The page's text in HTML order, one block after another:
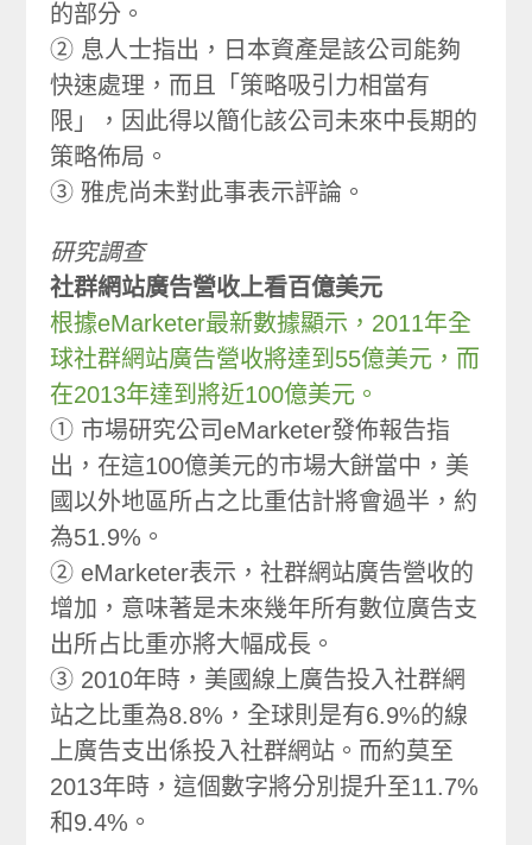
的部分。
② 息人士指出，日本資產是該公司能夠
快速處理，而且「策略吸引力相當有
限」，因此得以簡化該公司未來中長期的
策略佈局。
③ 雅虎尚未對此事表示評論。
研究調查
社群網站廣告營收上看百億美元
根據eMarketer最新數據顯示，2011年全
球社群網站廣告營收將達到55億美元，而
在2013年達到將近100億美元。
① 市場研究公司eMarketer發佈報告指
出，在這100億美元的市場大餅當中，美
國以外地區所占之比重估計將會過半，約
為51.9%。
② eMarketer表示，社群網站廣告營收的
增加，意味著是未來幾年所有數位廣告支
出所占比重亦將大幅成長。
③ 2010年時，美國線上廣告投入社群網
站之比重為8.8%，全球則是有6.9%的線
上廣告支出係投入社群網站。而約莫至
2013年時，這個數字將分別提升至11.7%
和9.4%。